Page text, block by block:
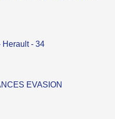
Herault - 34
EVASION